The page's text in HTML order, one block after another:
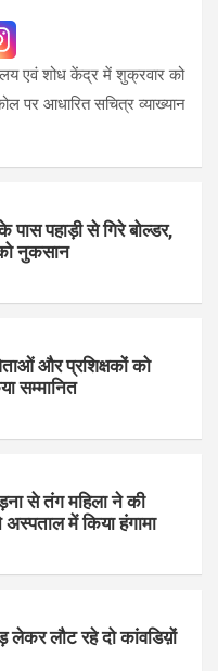
एवं शोध केंद्र में शुक्रवार को
पर आधारित सचित्र व्याख्यान
पास पहाड़ी से गिरे बोल्डर,
नुकसान
और प्रशिक्षकों को
सम्मानित
से तंग महिला ने की
में किया हंगामा
लेकर लौट रहे दो कांवडिय़ों